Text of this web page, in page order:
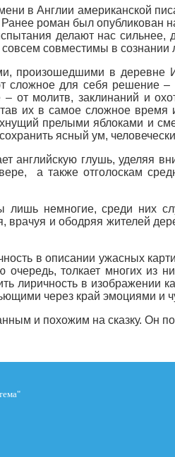
в Англии американской
роман был опубликован
делают нас
совсем совместимы в сознании
произошедшими в деревне
для себя решение –
молитв, заклинаний и
их в самое сложное
прелыми яблоками и
ясный ум,
английскую глушь,
а также отголоскам
лишь немногие, среди них
врачуя и ободряя жителей
в описании ужасных
толкает многих из
лиричность в
через край эмоциями и
и похожим на сказку. Он